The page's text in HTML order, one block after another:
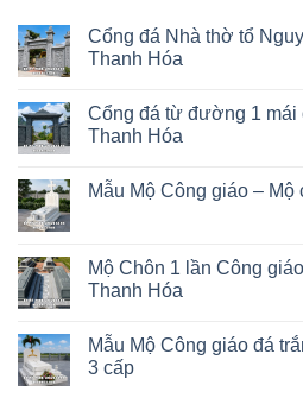
Cổng đá Nhà thờ tổ
Thanh Hóa
Cổng đá từ đường 1 mái
Thanh Hóa
Mẫu Mộ Công giáo –
Mộ Chôn 1 lần Công
Thanh Hóa
Mẫu Mộ Công giáo đá
3 cấp